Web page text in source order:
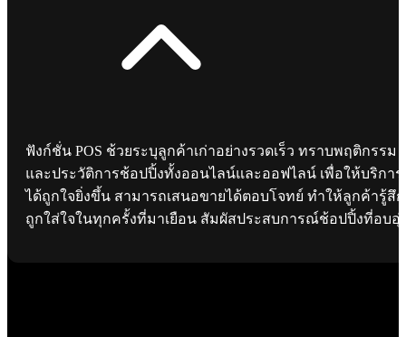
ฟังก์ชั่น POS ช้วยระบุลูกค้าเก่าอย่างรวดเร็ว ทราบพฤติกรรม
และประวัติการช้อปปิ้งทั้งออนไลน์และออฟไลน์ เพื่อให้บริการ
ได้ถูกใจยิ่งขึ้น สามารถเสนอขายได้ตอบโจทย์ ทำให้ลูกค้ารู้สึก
ถูกใส่ใจในทุกครั้งที่มาเยือน สัมผัสประสบการณ์ช้อปปิ้งที่อบอุ่